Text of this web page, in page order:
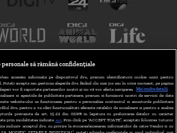
POLITICA DE CONFIDENȚIALITATE
personale să rămână confidențiale
sau accesăm informații pe dispozitivul dvs., precum identificatorii cookie unici pentru
Puteți accepta sau gestiona alegerile dvs. făcând clic mai jos sau în orice moment, pe pagina
vor fi raportate partenerilor noștri și nu vă vor afecta navigarea.
Mai multe detalii
si agentiile de publicitate partenere, precum si furnizorii nostri de servicii de date
website-ului sa functioneze, pentru a personaliza continutul si anunturile publicitare
dvs., pentru a va oferi functionalitati aferente retelelor de socializare si pentru a analiza
prevazute de art. 15-22 din GDPR in legatura cu prelucrarea datelor cu caracter
prin modalitatea indicata aici. Prin click pe “ACCEPT TOATE”, acceptati folosirea tuturor
inclusiv acceptul dvs. cu privire la stocarea/accesarea informatiilor de catre Vendor-ii cu